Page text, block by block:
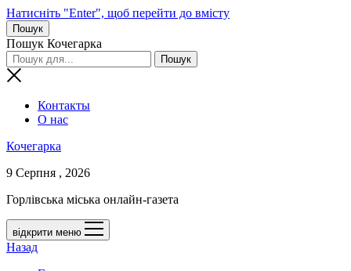
Натисніть "Enter", щоб перейти до вмісту
Пошук
Пошук Кочегарка
Контакты
О нас
Кочегарка
9 Серпня , 2026
Горлівська міська онлайн-газета
відкрити меню
Назад